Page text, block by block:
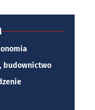
budownictwo